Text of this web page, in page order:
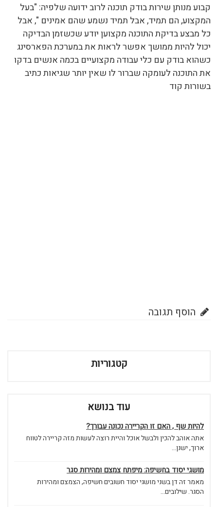
קבוע מנותן שירות בודק תוכנה לרוב ידועה שלפיה: "בעל
המקצוע, הם תמיד, אבל תמיד נשמע שהם אמינים ", אבל
כל מבצע בדיקת התוכנה מקצוען יודע שכשזמן הבדיקה
יכול להיות ממושך אפשר לראות את במערכת הפארסינג
כשהוא בודק עם כלי עבודה מקצועיים בכמה אנשים בדקו
את התוכנה לעומקה שברור לו שאין יותר שגיאות כתיב
בשורות קוד
הוסף תגובה
קטגוריות
עוד בנושא
להיות שף , האם זו הקריירה נכונה עבורך?
אתה אוהב להכין ולבשל אוכל והיית רוצה לעשות מזה קריירה לטווח
ארוך, ישנן...
מושגי יסוד בחשיפה: מיפתח צמצם ומהירות סגר
מאמר זה דן בשני מושגי יסוד חשובים חשיפה, הצמצם ומהירות
הסגר. שילובים...